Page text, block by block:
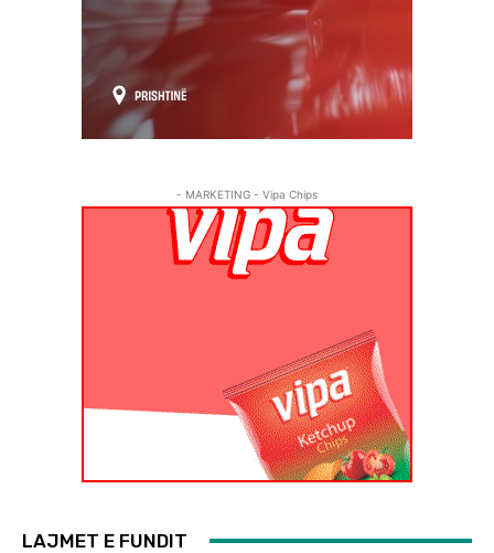
- MARKETING - Vipa Chips
LAJMET E FUNDIT